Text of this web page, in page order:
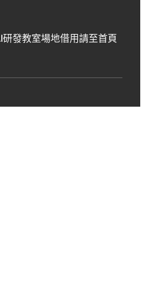
發教室場地借用請至首頁